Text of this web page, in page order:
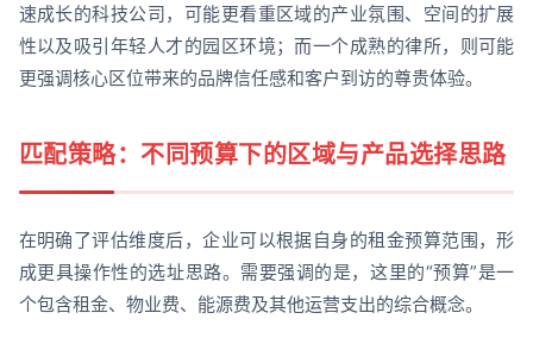
速成长的科技公司，可能更看重区域的产业氛围、空间的扩展
性以及吸引年轻人才的园区环境；而一个成熟的律所，则可能
更强调核心区位带来的品牌信任感和客户到访的尊贵体验。
匹配策略：不同预算下的区域与产品选择思路
在明确了评估维度后，企业可以根据自身的租金预算范围，形
成更具操作性的选址思路。需要强调的是，这里的“预算”是一
个包含租金、物业费、能源费及其他运营支出的综合概念。